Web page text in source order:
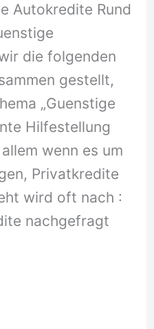
Autokredite Rund
die folgenden
gestellt,
„Guenstige
Hilfestellung
wenn es um
Privatkredite
wird oft nach :
nachgefragt